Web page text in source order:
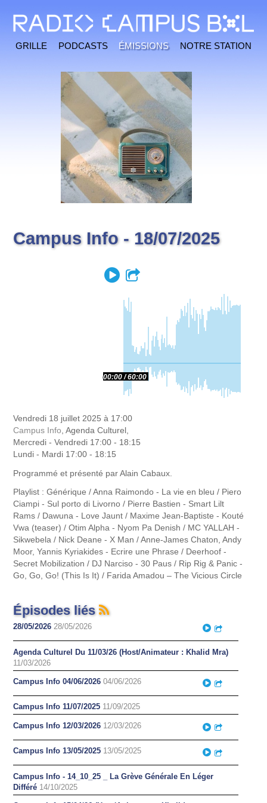
Grille Podcasts Émissions Notre station
Campus Info - 18/07/2025
Play
00:00 60:00
Vendredi 18 juillet 2025 à 17:00
Campus Info, Agenda Culturel,
Mercredi - Vendredi 17:00 - 18:15
Lundi - Mardi 17:00 - 18:15
Programmé et présenté par Alain Cabaux.
Playlist : Générique / Anna Raimondo - La vie en bleu / Piero
Ciampi - Sul porto di Livorno / Pierre Bastien - Smart Lilt
Rams / Dawuna - Love Jaunt / Maxime Jean-Baptiste - Kouté
Vwa (teaser) / Otim Alpha - Nyom Pa Denish / MC YALLAH -
Sikwebela / Nick Deane - X Man / Anne-James Chaton, Andy
Moor, Yannis Kyriakides - Ecrire une Phrase / Deerhoof -
Secret Mobilization / DJ Narciso - 30 Paus / Rip Rig & Panic -
Go, Go, Go! (This Is It) / Farida Amadou – The Vicious Circle
Épisodes liés
28/05/2026 28/05/2026 Play
Agenda Culturel Du 11/03/26 (Host/Animateur : Khalid Mra)
11/03/2026
Campus Info 04/06/2026 04/06/2026 Play
Campus Info 11/07/2025 11/09/2025
Campus Info 12/03/2026 12/03/2026 Play
Campus Info 13/05/2025 13/05/2025 Play
Campus Info - 14_10_25 _ La Grève Générale En Léger
Différé 14/10/2025